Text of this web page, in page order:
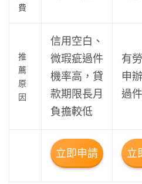
費
推
薦
原
因
信用空白、
微瑕疵過件
機率高，貸
款期限長月
負擔較低
有
申
過
立即申請 立